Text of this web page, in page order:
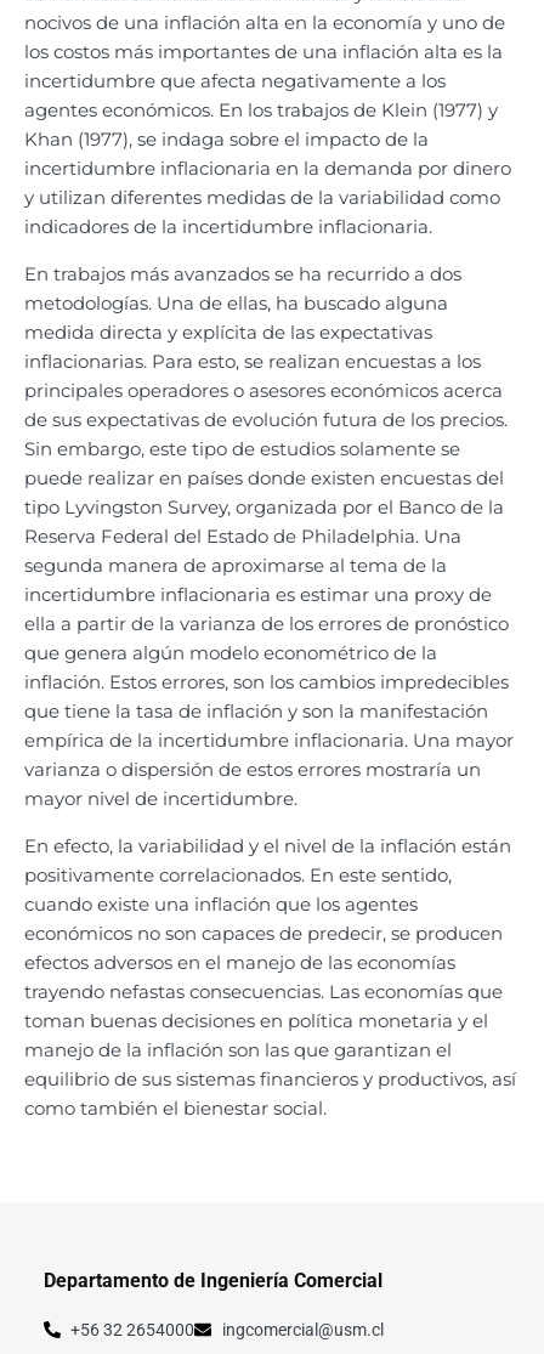
nocivos de una inflación alta en la economía y uno de
los costos más importantes de una inflación alta es la
incertidumbre que afecta negativamente a los
agentes económicos. En los trabajos de Klein (1977) y
Khan (1977), se indaga sobre el impacto de la
incertidumbre inflacionaria en la demanda por dinero
y utilizan diferentes medidas de la variabilidad como
indicadores de la incertidumbre inflacionaria.
En trabajos más avanzados se ha recurrido a dos
metodologías. Una de ellas, ha buscado alguna
medida directa y explícita de las expectativas
inflacionarias. Para esto, se realizan encuestas a los
principales operadores o asesores económicos acerca
de sus expectativas de evolución futura de los precios.
Sin embargo, este tipo de estudios solamente se
puede realizar en países donde existen encuestas del
tipo Lyvingston Survey, organizada por el Banco de la
Reserva Federal del Estado de Philadelphia. Una
segunda manera de aproximarse al tema de la
incertidumbre inflacionaria es estimar una proxy de
ella a partir de la varianza de los errores de pronóstico
que genera algún modelo econométrico de la
inflación. Estos errores, son los cambios impredecibles
que tiene la tasa de inflación y son la manifestación
empírica de la incertidumbre inflacionaria. Una mayor
varianza o dispersión de estos errores mostraría un
mayor nivel de incertidumbre.
En efecto, la variabilidad y el nivel de la inflación están
positivamente correlacionados. En este sentido,
cuando existe una inflación que los agentes
económicos no son capaces de predecir, se producen
efectos adversos en el manejo de las economías
trayendo nefastas consecuencias. Las economías que
toman buenas decisiones en política monetaria y el
manejo de la inflación son las que garantizan el
equilibrio de sus sistemas financieros y productivos, así
como también el bienestar social.
Departamento de Ingeniería Comercial
+56 32 2654000 ingcomercial@usm.cl